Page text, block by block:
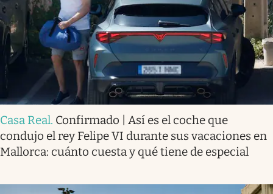
Casa Real. Confirmado | Así es el coche que
condujo el rey Felipe VI durante sus vacaciones en
Mallorca: cuánto cuesta y qué tiene de especial